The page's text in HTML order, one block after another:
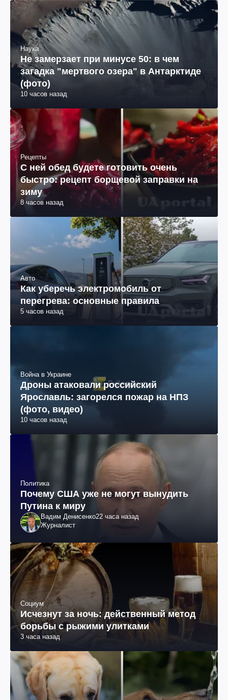
Наука
Не замерзает при минусе 50: в чем
загадка "мертвого озера" в Антарктиде
(фото)
10 часов назад
Рецепты
С ней обед будете готовить очень
быстро: рецепт борщевой заправки на
зиму
8 часов назад
Авто
Как уберечь электромобиль от
перегрева: основные правила
5 часов назад
Война в Украине
Дроны атаковали российский
Ярославль: загорелся пожар на НПЗ
(фото, видео)
10 часов назад
Политика
Почему США уже не могут вынудить
Путина к миру
Вадим Денисенко22 часа назад
Журналист
Социум
Исчезнут за ночь: действенный метод
борьбы с рыжими улитками
3 часа назад